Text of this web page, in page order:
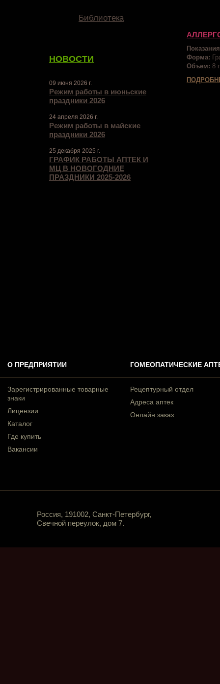
Форма:
Объем: 8 г
Библиотека
НОВОСТИ
09 июня 2026 г.
Режим работы в июньские
праздники 2026
24 апреля 2026 г.
Режим работы в майские
праздники 2026
25 декабря 2025 г.
ГРАФИК РАБОТЫ АПТЕК И
МЦ В НОВОГОДНИЕ
ПРАЗДНИКИ 2025-2026
О ПРЕДПРИЯТИИ
Зарегистрированные товарные
знаки
Лицензии
Каталог
Где купить
Вакансии
ГОМЕОПАТИЧЕСКИЕ
Рецептурный отдел
Адреса аптек
Онлайн заказ
Россия, 191002, Санкт-Петербург,
Свечной переулок, дом 7.